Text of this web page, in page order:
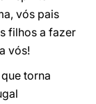
vós pais
filhos a fazer
vós!
torna